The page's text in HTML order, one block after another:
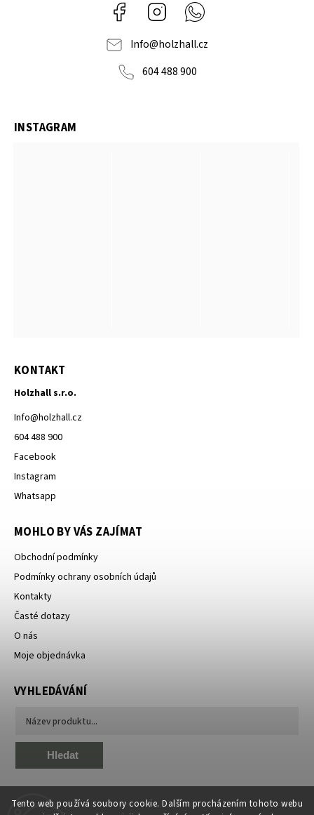
Tento web používá soubory cookie. Dalším procházením tohoto webu
Facebook Instagram
Info@holzhall.cz
604 488 900
KONTAKT
Holzhall s.r.o.
Info@holzhall.cz
604 488 900
Facebook
Instagram
Whatsapp
MOHLO BY VÁS ZAJÍMAT
Obchodní podmínky
Podmínky ochrany osobních údajů
Kontakty
Časté dotazy
O nás
Moje objednávka
VYHLEDÁVÁNÍ
Hledat
INSTAGRAM